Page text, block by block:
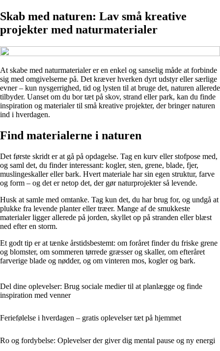
Skab med naturen: Lav små kreative
projekter med naturmaterialer
At skabe med naturmaterialer er en enkel og sanselig måde at forbinde
sig med omgivelserne på. Det kræver hverken dyrt udstyr eller særlige
evner – kun nysgerrighed, tid og lysten til at bruge det, naturen allerede
tilbyder. Uanset om du bor tæt på skov, strand eller park, kan du finde
inspiration og materialer til små kreative projekter, der bringer naturen
ind i hverdagen.
Find materialerne i naturen
Det første skridt er at gå på opdagelse. Tag en kurv eller stofpose med,
og saml det, du finder interessant: kogler, sten, grene, blade, fjer,
muslingeskaller eller bark. Hvert materiale har sin egen struktur, farve
og form – og det er netop det, der gør naturprojekter så levende.
Husk at samle med omtanke. Tag kun det, du har brug for, og undgå at
plukke fra levende planter eller træer. Mange af de smukkeste
materialer ligger allerede på jorden, skyllet op på stranden eller blæst
ned efter en storm.
Et godt tip er at tænke årstidsbestemt: om foråret finder du friske grene
og blomster, om sommeren tørrede græsser og skaller, om efteråret
farverige blade og nødder, og om vinteren mos, kogler og bark.
Del dine oplevelser: Brug sociale medier til at planlægge og finde
inspiration med venner
Feriefølelse i hverdagen – gratis oplevelser tæt på hjemmet
Ro og fordybelse: Oplevelser der giver dig mental pause og ny energi